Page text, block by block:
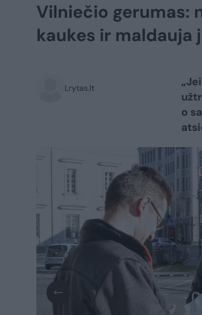
Vilniečio gerumas:
kaukes ir maldauja
Lrytas.lt
o